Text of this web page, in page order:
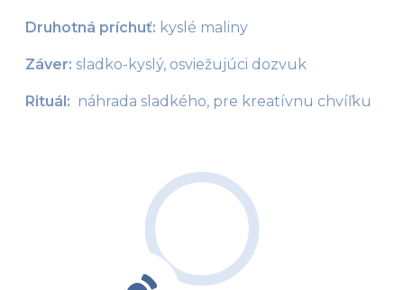
Druhotná príchuť: kyslé maliny
Záver: sladko-kyslý, osviežujúci dozvuk
Rituál: náhrada sladkého, pre kreatívnu chvíľku